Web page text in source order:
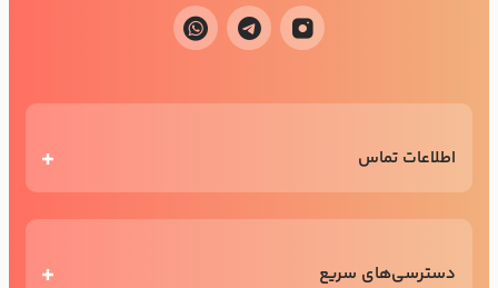
اطلاعات تماس
دسترسی‌های سریع